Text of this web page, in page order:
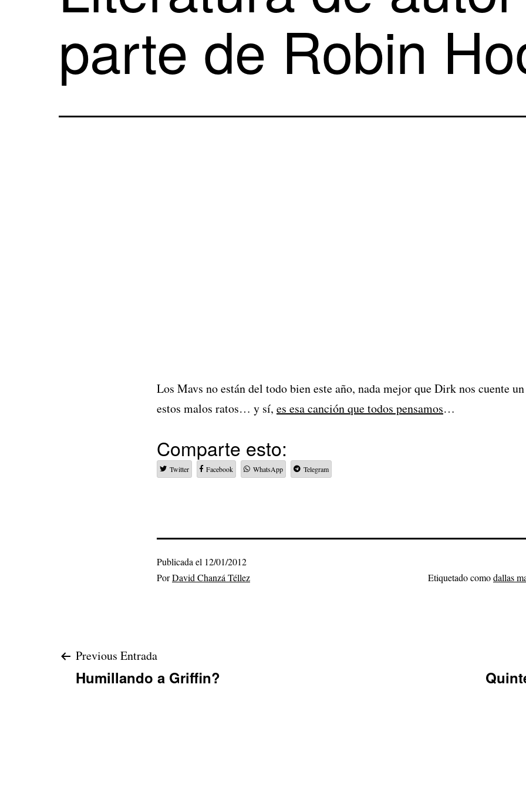
parte de Robin
Los Mavs no están del todo bien este año, nada mejor que Dirk nos cuente
estos malos ratos… y sí, es esa canción que todos pensamos…
Comparte esto:
Twitter Facebook WhatsApp Telegram
Publicada el 12/01/2012
PorDavid Chanzá Téllez Etiquetado comodallas
Navegación
Previous Entrada
Humillando a Griffin?